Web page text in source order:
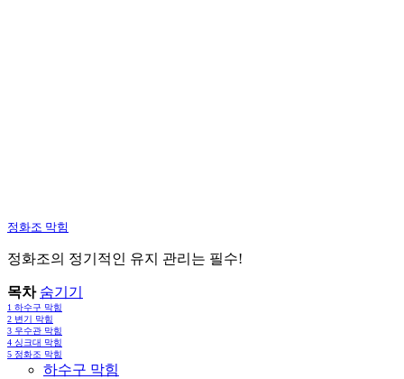
정화조 막힘
정화조의 정기적인 유지 관리는 필수!
목차 숨기기
1 하수구 막힘
2 변기 막힘
3 우수관 막힘
4 싱크대 막힘
5 정화조 막힘
하수구 막힘